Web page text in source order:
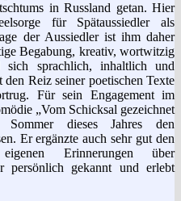
in Russland getan. Hier
für Spätaussiedler als
der Aussiedler ist ihm daher
Begabung, kreativ, wortwitzig
sprachlich, inhaltlich und
Reiz seiner poetischen Texte
Für sein Engagement im
„Vom Schicksal gezeichnet
dieses Jahres den
Er ergänzte auch sehr gut den
Erinnerungen über
persönlich gekannt und erlebt